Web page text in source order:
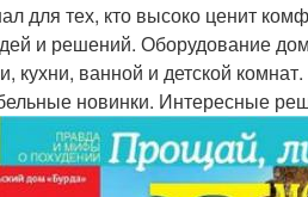
для тех, кто высоко ценит
и решений. Оборудование
кухни, ванной и детской
новинки. Интересные